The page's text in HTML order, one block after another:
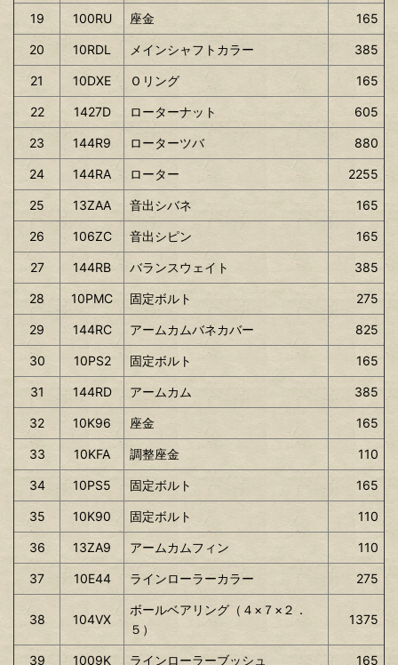
19 100RU 座金 165
20 10RDL メインシャフトカラー 385
21 10DXE Ｏリング 165
22 1427D ローターナット 605
23 144R9 ローターツバ 880
24 144RA ローター 2255
25 13ZAA 音出シバネ 165
26 106ZC 音出シピン 165
27 144RB バランスウェイト 385
28 10PMC 固定ボルト 275
29 144RC アームカムバネカバー 825
30 10PS2 固定ボルト 165
31 144RD アームカム 385
32 10K96 座金 165
33 10KFA 調整座金 110
34 10PS5 固定ボルト 165
35 10K90 固定ボルト 110
36 13ZA9 アームカムフィン 110
37 10E44 ラインローラーカラー 275
38 104VX
ボールベアリング（４×７×２．
５）
1375
39 1009K ラインローラーブッシュ 165